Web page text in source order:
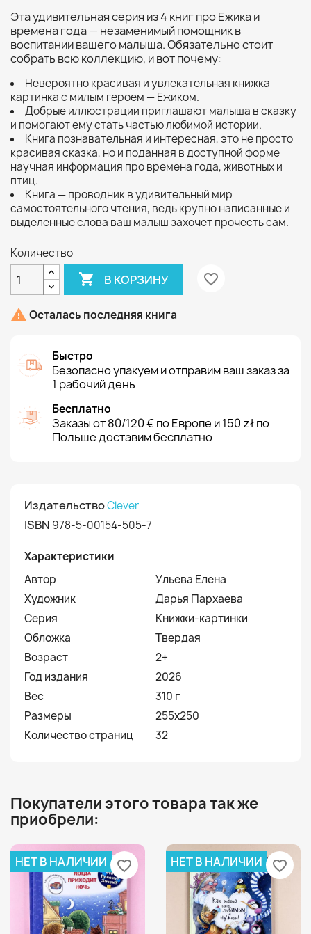
Эта удивительная серия из 4 книг про Ежика и
времена года — незаменимый помощник в
воспитании вашего малыша. Обязательно стоит
собрать всю коллекцию, и вот почему:
Невероятно красивая и увлекательная книжка-
картинка с милым героем — Ежиком.
Добрые иллюстрации приглашают малыша в сказку
и помогают ему стать частью любимой истории.
Книга познавательная и интересная, это не просто
красивая сказка, но и поданная в доступной форме
научная информация про времена года, животных и
птиц.
Книга — проводник в удивительный мир
самостоятельного чтения, ведь крупно написанные и
выделенные слова ваш малыш захочет прочесть сам.
Количество
 В КОРЗИНУ favorite_border
 Осталась последняя книга
Быстро
Безопасно упакуем и отправим ваш заказ за
1 рабочий день
Бесплатно
Заказы от 80/120 € по Европе и 150 zł по
Польше доставим бесплатно
ИздательствоClever
ISBN 978-5-00154-505-7
Характеристики
Автор
Ульева Елена
Художник
Дарья Пархаева
Серия
Книжки-картинки
Обложка
Твердая
Возраст
2+
Год издания
2026
Вес
310 г
Размеры
255х250
Количество страниц
32
Покупатели этого товара так же
приобрели:
НЕТ В НАЛИЧИИ favorite_border НЕТ В НАЛИЧИИ favorite_border